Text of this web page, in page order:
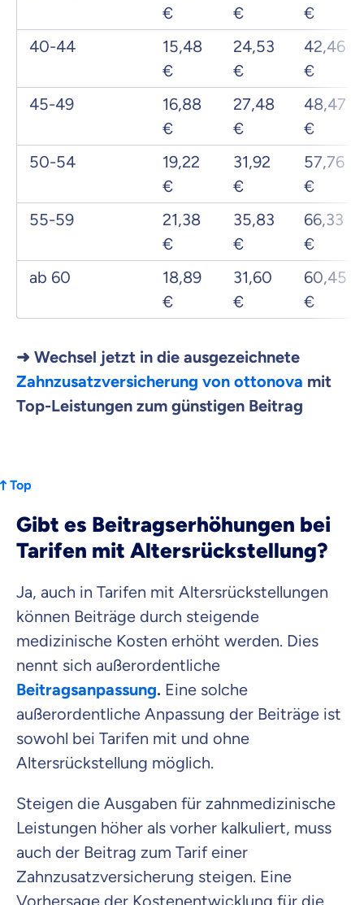
€
€
€
40-44
15,48
€
24,53
€
42,46
€
45-49
16,88
€
27,48
€
48,47
€
50-54
19,22
€
31,92
€
57,76
€
55-59
21,38
€
35,83
€
66,33
€
ab 60
18,89
€
31,60
€
60,45
€
➜ Wechsel jetzt in die ausgezeichnete
Zahnzusatzversicherung von ottonova mit
Top-Leistungen zum günstigen Beitrag
Top
Gibt es Beitragserhöhungen bei
Tarifen mit Altersrückstellung?
Ja, auch in Tarifen mit Altersrückstellungen
können Beiträge durch steigende
medizinische Kosten erhöht werden. Dies
nennt sich außerordentliche
Beitragsanpassung. Eine solche
außerordentliche Anpassung der Beiträge ist
sowohl bei Tarifen mit und ohne
Altersrückstellung möglich.
Steigen die Ausgaben für zahnmedizinische
Leistungen höher als vorher kalkuliert, muss
auch der Beitrag zum Tarif einer
Zahnzusatzversicherung steigen. Eine
Vorhersage der Kostenentwicklung für die